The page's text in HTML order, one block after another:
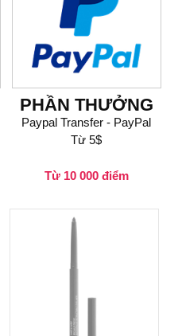
PHẦN THƯỞNG
Paypal Transfer - PayPal
Từ 5$
Từ 10 000 điểm